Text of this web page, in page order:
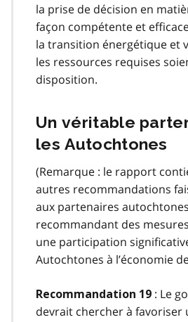
la prise de décision en
façon compétente et
la transition énergétique et
les ressources requises
disposition.
Un véritable
les Autochtones
(Remarque : le rapport
autres recommandations
aux partenaires
recommandant des
une participation
Autochtones à l’économie
Recommandation 19 : Le
devrait chercher à